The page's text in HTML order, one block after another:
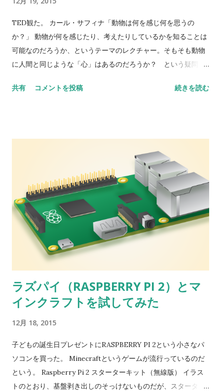
TED観た。 カール・サフィナ「動物は何を感じ何を思うの
か？」 動物が何を感じたり、考えたりしているかを知ることは
可能なのだろうか、というテーマのレクチャー。そもそも動物
に人間と同じような「心」はあるのだろうか？ という疑問
どもしている人のようです（ ＊ ）。 生態学、生物学、行動科
ドウイルカの赤ちゃんがいました ある時 飼育係が 休憩を取っ
て 窓から水槽を眺めながら 煙草を吸っていました ドリーがや
ってきて 彼を見ると お母さんのところに行って １分か２分ほ
ど乳を飲み それから窓のところに戻ってきて 頭の上に煙のよう
な ミルクの雲を作りました どのようにしてか この赤ちゃんイ
ルカは ミルクで煙を表現するというアイデアを 思いついたので
す 人間が何かを使って 別のものを表現するとき それは「芸
術」と呼ばれます。 というエピソードは面白かった。「まね
る」というのは、人間以外の動物はなかなかしないんじゃない
かと思っていたけど、ほんとだろうか？ イルカならやるかも
しれない。 調査捕鯨に中止命令、日本は順守するのか ｜CNN
学者でもあるようだ。 捕鯨に反対する理由としてサフィナ氏
は、過去６０年の間に南半球で約２００万頭のクジラが殺され
たと述べ、大型クジラのほとんどは頭数が回復していないと指
摘。さらに、クジラに苦痛を与えずに殺す方法が存在しないこ
とや、「値段は鶏肉の約１０倍もする。クジラの肉がなくなっ
共有 コメントを投稿 続きを読む
ラズパイ（RASPBERRY PI 2）とマ
インクラフトを試してみた
12月 18, 2015
子どもの誕生日プレゼントにRASPBERRY PI 2という小さなパ
ソコンを買った。 Minecraftというゲームが流行っているのだ
という。 Raspberry Pi 2 スターターキット（無線版） イラス
トのとおり、基盤剥き出しのそっけないものだが、スターター